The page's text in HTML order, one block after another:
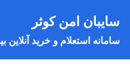
سایبان امن کوثر
سامانه استعلام و خرید آنلاین